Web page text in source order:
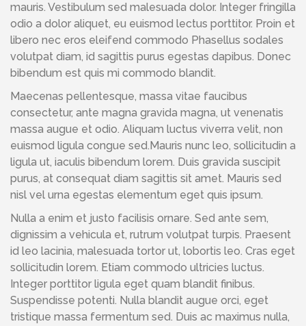
mauris. Vestibulum sed malesuada dolor. Integer fringilla
odio a dolor aliquet, eu euismod lectus porttitor. Proin et
libero nec eros eleifend commodo Phasellus sodales
volutpat diam, id sagittis purus egestas dapibus. Donec
bibendum est quis mi commodo blandit.
Maecenas pellentesque, massa vitae faucibus
consectetur, ante magna gravida magna, ut venenatis
massa augue et odio. Aliquam luctus viverra velit, non
euismod ligula congue sed.Mauris nunc leo, sollicitudin a
ligula ut, iaculis bibendum lorem. Duis gravida suscipit
purus, at consequat diam sagittis sit amet. Mauris sed
nisl vel urna egestas elementum eget quis ipsum.
Nulla a enim et justo facilisis ornare. Sed ante sem,
dignissim a vehicula et, rutrum volutpat turpis. Praesent
id leo lacinia, malesuada tortor ut, lobortis leo. Cras eget
sollicitudin lorem. Etiam commodo ultricies luctus.
Integer porttitor ligula eget quam blandit finibus.
Suspendisse potenti. Nulla blandit augue orci, eget
tristique massa fermentum sed. Duis ac maximus nulla,